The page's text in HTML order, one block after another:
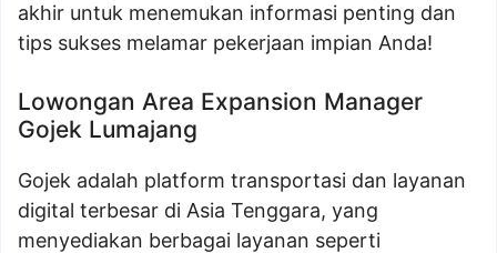
akhir untuk menemukan informasi penting dan
tips sukses melamar pekerjaan impian Anda!
Lowongan Area Expansion Manager
Gojek Lumajang
Gojek adalah platform transportasi dan layanan
digital terbesar di Asia Tenggara, yang
menyediakan berbagai layanan seperti